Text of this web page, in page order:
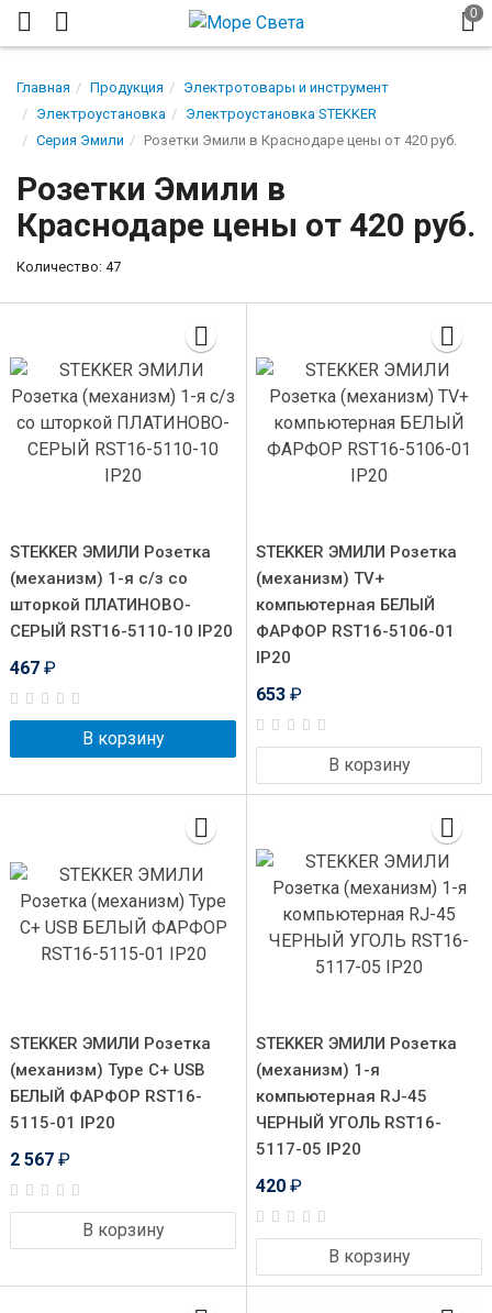
Главная Продукция
Электротовары и инструмент
Электроустановка
Электроустановка STEKKER
Серия Эмили
Розетки Эмили в Краснодаре цены от 420 руб.
Розетки Эмили в
Краснодаре цены от 420 руб.
Количество: 47
STEKKER ЭМИЛИ Розетка
(механизм) 1-я с/з со
шторкой ПЛАТИНОВО-
СЕРЫЙ RST16-5110-10 IP20
467 ₽
В корзину
STEKKER ЭМИЛИ Розетка
(механизм) TV+
компьютерная БЕЛЫЙ
ФАРФОР RST16-5106-01
IP20
653 ₽
В корзину
STEKKER ЭМИЛИ Розетка
(механизм) Type C+ USB
БЕЛЫЙ ФАРФОР RST16-
5115-01 IP20
2 567 ₽
В корзину
STEKKER ЭМИЛИ Розетка
(механизм) 1-я
компьютерная RJ-45
ЧЕРНЫЙ УГОЛЬ RST16-
5117-05 IP20
420 ₽
В корзину